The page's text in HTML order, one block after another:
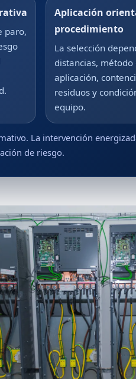
paro,
Aplicación
procedimiento
La selección
distancias, método
aplicación,
residuos y
equipo.
La intervención
de riesgo.